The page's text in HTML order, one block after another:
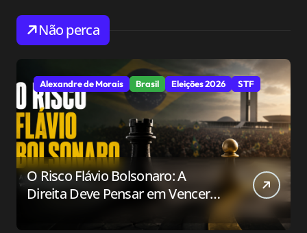
Não perca
Alexandre de Morais Brasil Eleições 2026 STF
O Risco Flávio Bolsonaro: A
Direita Deve Pensar em Vencer